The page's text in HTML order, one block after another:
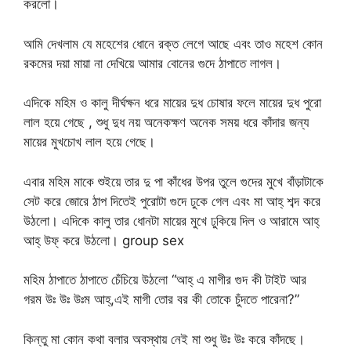
করলো।
আমি দেখলাম যে মহেশের ধোনে রক্ত লেগে আছে এবং তাও মহেশ কোন
রকমের দয়া মায়া না দেখিয়ে আমার বোনের গুদে ঠাপাতে লাগল।
এদিকে মহিম ও কালু দীর্ঘক্ষন ধরে মায়ের দুধ চোষার ফলে মায়ের দুধ পুরো
লাল হয়ে গেছে , শুধু দুধ নয় অনেকক্ষণ অনেক সময় ধরে কাঁদার জন্য
মায়ের মুখচোখ লাল হয়ে গেছে।
এবার মহিম মাকে শুইয়ে তার দু পা কাঁধের উপর তুলে গুদের মুখে বাঁড়াটাকে
সেট করে জোরে ঠাপ দিতেই পুরোটা গুদে ঢুকে গেল এবং মা আহ্ শব্দ করে
উঠলো। এদিকে কালু তার ধোনটা মায়ের মুখে ঢুকিয়ে দিল ও আরামে আহ্
আহ্ উফ্ করে উঠলো। group sex
মহিম ঠাপাতে ঠাপাতে চেঁচিয়ে উঠলো “আহ্ এ মাগীর গুদ কী টাইট আর
গরম উঃ উঃ উঃম আহ্,এই মাগী তোর বর কী তোকে চুঁদতে পারেনা?”
কিন্তু মা কোন কথা বলার অবস্থায় নেই মা শুধু উঃ উঃ করে কাঁদছে।